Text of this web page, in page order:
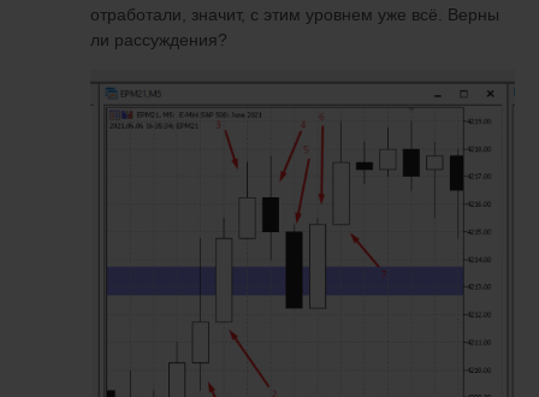
отработали, значит, с этим уровнем уже всё. Верны
ли рассуждения?